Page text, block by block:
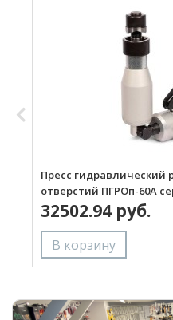
Пресс гидравлический
отверстий ПГРОп-60А
32502.94 руб.